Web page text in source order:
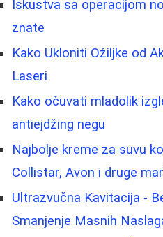
Iskustva sa operacijom
znate
Kako Ukloniti Ožiljke od
Laseri
Kako očuvati mladolik
antiejdžing negu
Najbolje kreme za suvu
Collistar, Avon i druge
Ultrazvučna Kavitacija -
Smanjenje Masnih